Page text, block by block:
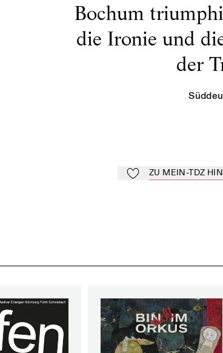
Bochum
die Ironie und
der
Zu Mein-TdZ
ZU MEIN-TDZ